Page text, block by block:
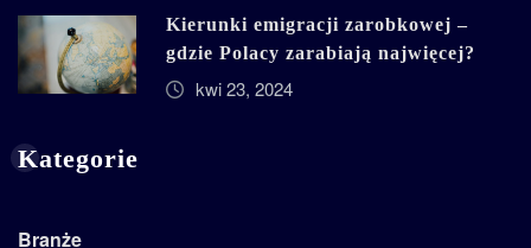
Kierunki emigracji zarobkowej –
gdzie Polacy zarabiają najwięcej?
kwi 23, 2024
Kategorie
Branże